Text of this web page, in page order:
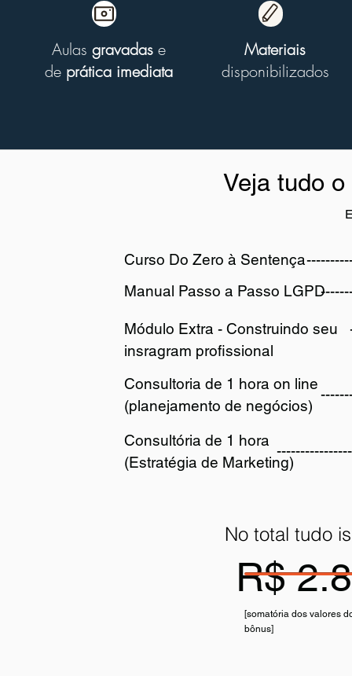
Welcome visitors to
Double click
Aulas gravadase
de prática imediata
Materiais
disponibilizados
Grow
Double click
Veja tudo
Curso Do Zero à Sentença
Manual Passo a Passo LGPD
Módulo Extra - Construindo seu
insragram profissional
Consultoria de 1 hora on line
(planejamento de negócios)
Consultória de 1 hora
(Estratégia de Marketing)
No total tudo
R$
[somatória dos valores
bônus]